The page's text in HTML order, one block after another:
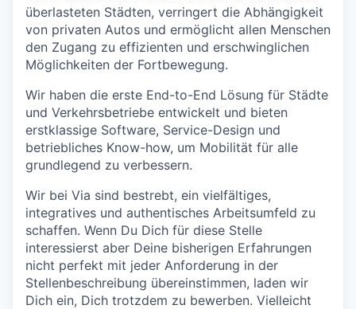
überlasteten Städten, verringert die Abhängigkeit
von privaten Autos und ermöglicht allen Menschen
den Zugang zu effizienten und erschwinglichen
Möglichkeiten der Fortbewegung.
Wir haben die erste End-to-End Lösung für Städte
und Verkehrsbetriebe entwickelt und bieten
erstklassige Software, Service-Design und
betriebliches Know-how, um Mobilität für alle
grundlegend zu verbessern.
Wir bei Via sind bestrebt, ein vielfältiges,
integratives und authentisches Arbeitsumfeld zu
schaffen. Wenn Du Dich für diese Stelle
interessierst aber Deine bisherigen Erfahrungen
nicht perfekt mit jeder Anforderung in der
Stellenbeschreibung übereinstimmen, laden wir
Dich ein, Dich trotzdem zu bewerben. Vielleicht